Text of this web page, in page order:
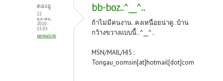
ตองอู
22
ตุลาคม,
2010 -
15:03
permalink
bb-boz..^__^..
ถ้าไม่มีคนงาน..คงเหนื่อยน่าดู..บ้าน
กว้างขวางแบบนี้..^__^..
MSN/MAIL/HI5 :
Tongau_oomsin[at]hotmail[dot]com